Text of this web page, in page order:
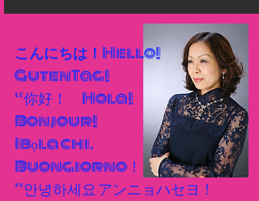
こんにちは！ Hello!
GutenTag!
“你好！ Hola!
Bonjour!
Ibọla chi.
Buongiorno！
”안녕하세요 アンニョハセヨ！